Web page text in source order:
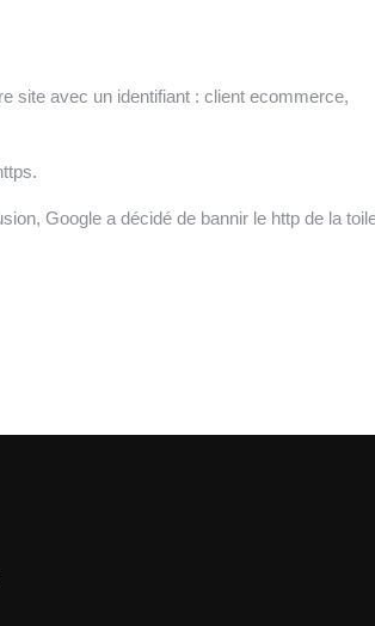
site avec un identifiant : client ecommerce,
.
Google a décidé de bannir le http de la